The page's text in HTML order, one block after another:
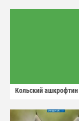
Кольский ашкрофтин